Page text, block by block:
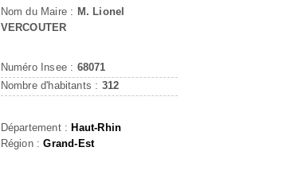
Nom du Maire : M. Lionel
VERCOUTER
Numéro Insee : 68071
Nombre d'habitants : 312
Département : Haut-Rhin
Région :Grand-Est